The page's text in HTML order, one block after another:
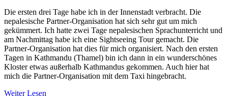
Die ersten drei Tage habe ich in der Innenstadt verbracht. Die
nepalesische Partner-Organisation hat sich sehr gut um mich
gekümmert. Ich hatte zwei Tage nepalesischen Sprachunterricht und
am Nachmittag habe ich eine Sightseeing Tour gemacht. Die
Partner-Organisation hat dies für mich organisiert. Nach den ersten
Tagen in Kathmandu (Thamel) bin ich dann in ein wunderschönes
Kloster etwas außerhalb Kathmandus gekommen. Auch hier hat
mich die Partner-Organisation mit dem Taxi hingebracht.
Weiter Lesen